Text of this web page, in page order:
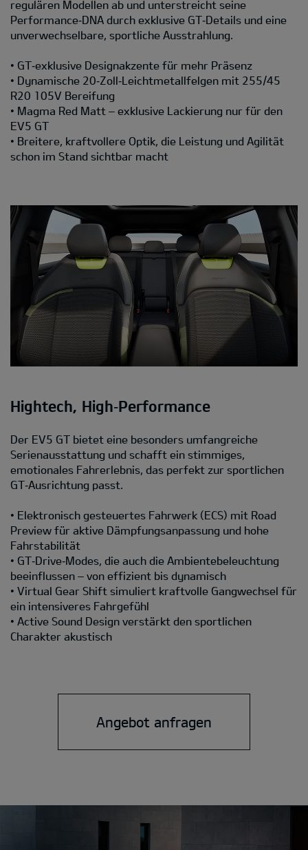
regulären Modellen ab und unterstreicht seine
Performance‑DNA durch exklusive GT‑Details und eine
unverwechselbare, sportliche Ausstrahlung.
• GT‑exklusive Designakzente für mehr Präsenz
• Dynamische 20‑Zoll‑Leichtmetallfelgen mit 255/45
R20 105V Bereifung
• Magma Red Matt – exklusive Lackierung nur für den
EV5 GT
• Breitere, kraftvollere Optik, die Leistung und Agilität
schon im Stand sichtbar macht
Hightech, High‑Performance
Der EV5 GT bietet eine besonders umfangreiche
Serienausstattung und schafft ein stimmiges,
emotionales Fahrerlebnis, das perfekt zur sportlichen
GT‑Ausrichtung passt.
• Elektronisch gesteuertes Fahrwerk (ECS) mit Road
Preview für aktive Dämpfungsanpassung und hohe
Fahrstabilität
• GT‑Drive‑Modes, die auch die Ambientebeleuchtung
beeinflussen – von effizient bis dynamisch
• Virtual Gear Shift simuliert kraftvolle Gangwechsel für
ein intensiveres Fahrgefühl
• Active Sound Design verstärkt den sportlichen
Charakter akustisch
Angebot anfragen